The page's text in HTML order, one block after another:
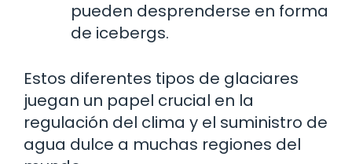
pueden desprenderse en forma
de icebergs.
Estos diferentes tipos de glaciares
juegan un papel crucial en la
regulación del clima y el suministro de
agua dulce a muchas regiones del